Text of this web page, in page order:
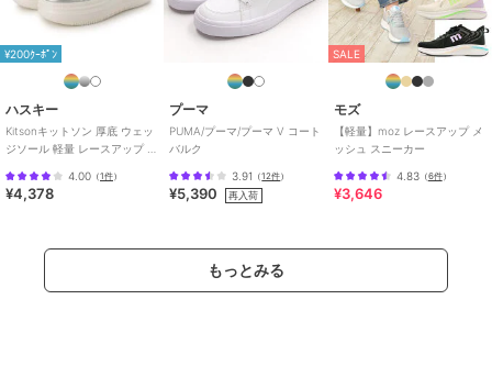
¥200ｸｰﾎﾟﾝ
ハスキー
Kitsonキットソン 厚底 ウェッ
ジソール 軽量 レースアップ ロ
4.00 （1件）
¥4,378
プーマ
PUMA/プーマ/プーマ V コート
バルク
3.91 （12件）
¥5,390 再入荷
SALE
モズ
【軽量】moz レースアップ メ
ッシュ スニーカー
4.83（6件）
¥3,646
もっとみる